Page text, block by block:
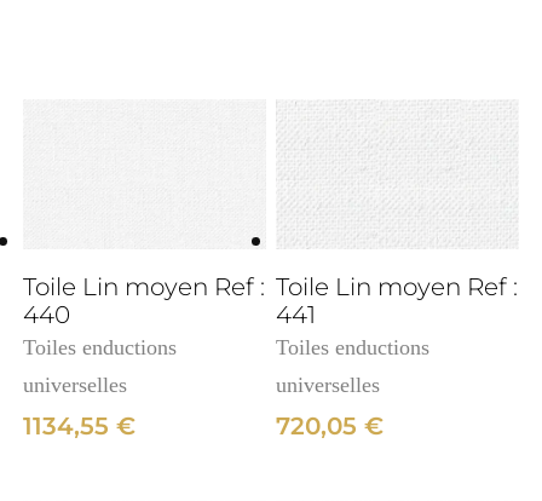
Toile Lin moyen Ref :
440
Toiles enductions
universelles
1134,55€
Toile Lin moyen Ref :
441
Toiles enductions
universelles
720,05€